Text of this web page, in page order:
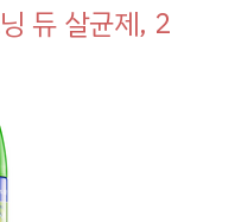
듀 살균제, 2